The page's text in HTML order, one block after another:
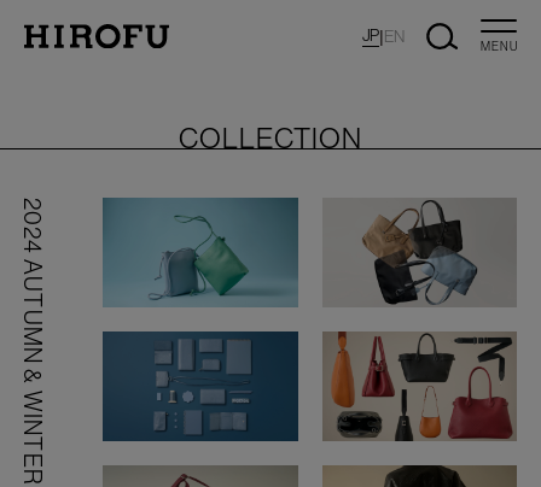
JP|EN
MENU
COLLECTION
2024 AUTUMN & WINTER